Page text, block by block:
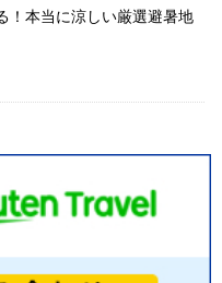
！本当に涼しい厳選避暑地